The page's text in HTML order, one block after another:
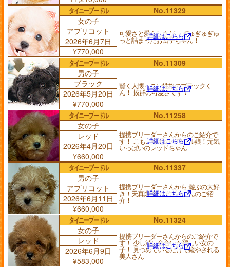
タイニープードル
No.11329
女の子
可愛さと愛らしさが、 ぎゅぎゅぎゅ
っと詰まったお団子ちゃん！
詳細はこちら
アプリコット
2026年6月7日
¥770,000
タイニープードル
No.11309
男の子
賢く人懐っこい性格のブラックく
ん！ 抜群の可愛さです！
詳細はこちら
ブラック
2026年5月20日
¥770,000
タイニープードル
No.11258
女の子
提携ブリーダーさんからのご紹介で
す！ こもこ爆毛のパワフル娘！元気
いっぱいのレッドちゃん
詳細はこちら
レッド
2026年4月20日
¥660,000
タイニープードル
No.11337
男の子
提携ブリーダーさんから 遊ぶの大好
き！天真爛漫な アプリくんのご紹
介！
詳細はこちら
アプリコット
2026年6月11日
¥660,000
タイニープードル
No.11324
女の子
提携ブリーダーさんからのご紹介で
す！ 少し淡い色合いが優しい女の
子！ 見つめているだけで癒やされる
美人さん
詳細はこちら
レッド
2026年6月9日
¥583,000